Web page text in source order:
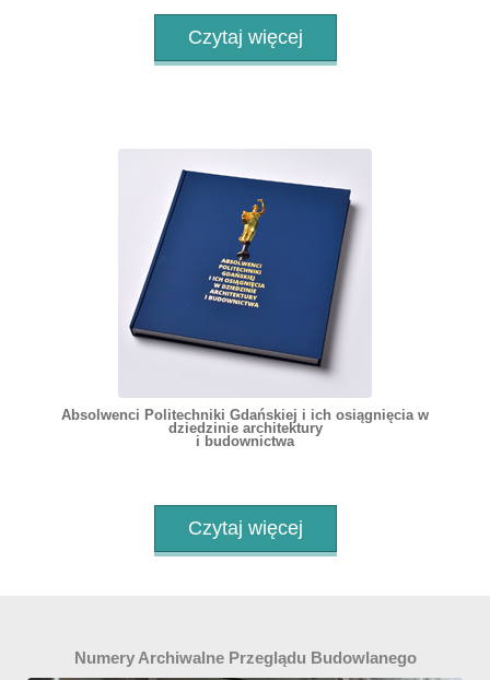
Czytaj więcej
Absolwenci Politechniki Gdańskiej i ich osiągnięcia w
dziedzinie architektury
i budownictwa
Czytaj więcej
Numery Archiwalne Przeglądu Budowlanego